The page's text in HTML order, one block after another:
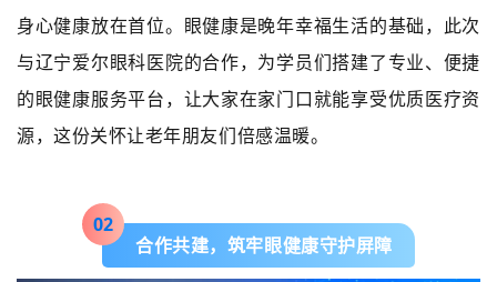
身心健康放在首位。眼健康是晚年幸福生活的基础，此次
与辽宁爱尔眼科医院的合作，为学员们搭建了专业、便捷
的眼健康服务平台，让大家在家门口就能享受优质医疗资
源，这份关怀让老年朋友们倍感温暖。
02
合作共建，筑牢眼健康守护屏障